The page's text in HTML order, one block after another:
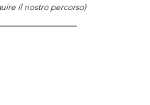
il nostro percorso)